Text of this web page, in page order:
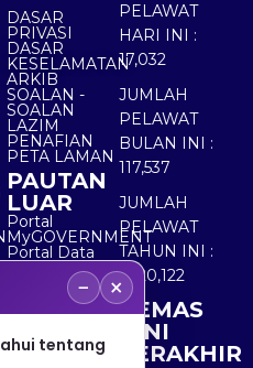
DASAR
PRIVASI
DASAR
KESELAMATAN
ARKIB
SOALAN -
SOALAN
LAZIM
PENAFIAN
PETA LAMAN
PAUTAN
LUAR
Portal
MyGOVERNMENT
Portal Data
Terbuka
Sektor Awam
PELAWAT
HARI INI :
17,032
JUMLAH
PELAWAT
BULAN INI :
117,537
JUMLAH
PELAWAT
TAHUN INI :
5,520,122
KEMAS
KINI
TERAKHIR
− ×
tentang